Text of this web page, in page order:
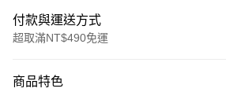
付款與運送方式
超取滿NT$490免運
信用卡一次付款
商品特色